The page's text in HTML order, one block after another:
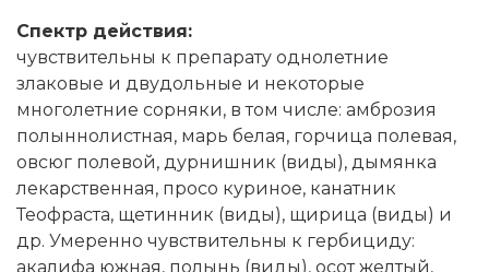
Спектр действия:
чувствительны к препарату однолетние
злаковые и двудольные и некоторые
многолетние сорняки, в том числе: амброзия
полыннолистная, марь белая, горчица полевая,
овсюг полевой, дурнишник (виды), дымянка
лекарственная, просо куриное, канатник
Теофраста, щетинник (виды), щирица (виды) и
др. Умеренно чувствительны к гербициду:
акалифа южная, полынь (виды), осот желтый,